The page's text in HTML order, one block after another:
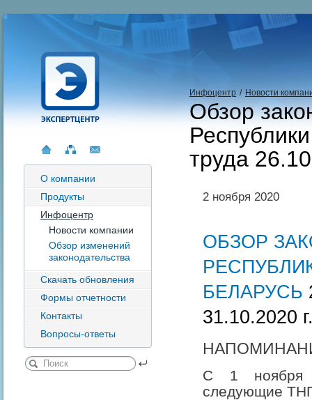
О компании
Продукты
Инфоцентр
Новости компании
Обзор изменений
законодательства
Скачать обновления
Формы отчетности
Контакты
Вопросы-ответы
Инфоцентр / Новости
Обзор
труда
2 ноября 2020
ОБЗОР
БЕЛАРУСЬ
31.10.2020
С 1 ноября
следующие